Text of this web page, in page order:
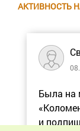
АКТИВНОСТЬ
Была на
и